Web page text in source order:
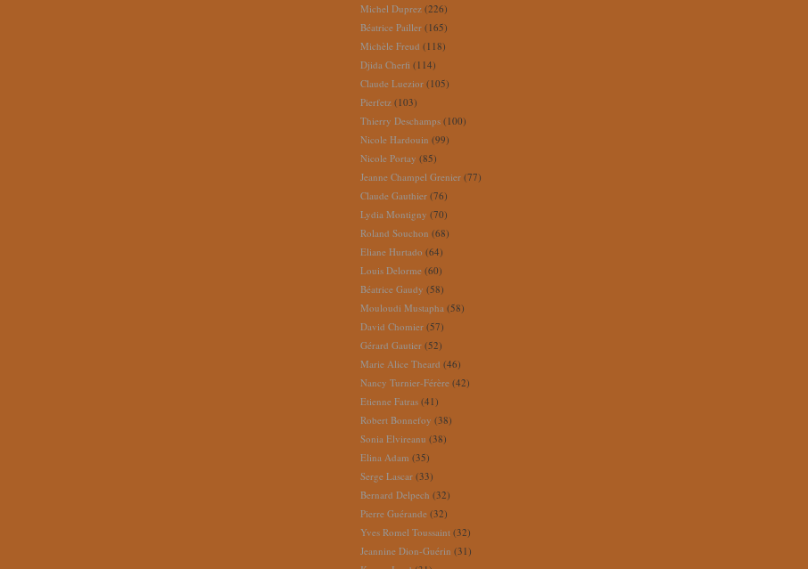
Michel Duprez (226)
Béatrice Pailler (165)
Michèle Freud (118)
Djida Cherfi (114)
Claude Luezior (105)
Pierfetz (103)
Thierry Deschamps (100)
Nicole Hardouin (99)
Nicole Portay (85)
Jeanne Champel Grenier (77)
Claude Gauthier (76)
Lydia Montigny (70)
Roland Souchon (68)
Eliane Hurtado (64)
Louis Delorme (60)
Béatrice Gaudy (58)
Mouloudi Mustapha (58)
David Chomier (57)
Gérard Gautier (52)
Marie Alice Theard (46)
Nancy Turnier-Férère (42)
Etienne Fatras (41)
Robert Bonnefoy (38)
Sonia Elvireanu (38)
Elina Adam (35)
Serge Lascar (33)
Bernard Delpech (32)
Pierre Guérande (32)
Yves Romel Toussaint (32)
Jeannine Dion-Guérin (31)